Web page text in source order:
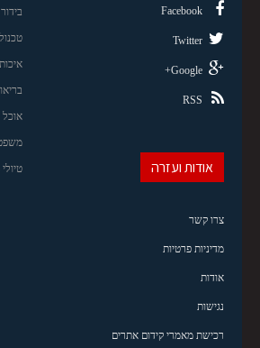
בידור
אוכל
Facebook
Twitter
Google+
RSS
אודות ועזרה
צרו קשר
מדיניות פרטיות
אודות
נגישות
רכישת מאמרי קידום אתרים